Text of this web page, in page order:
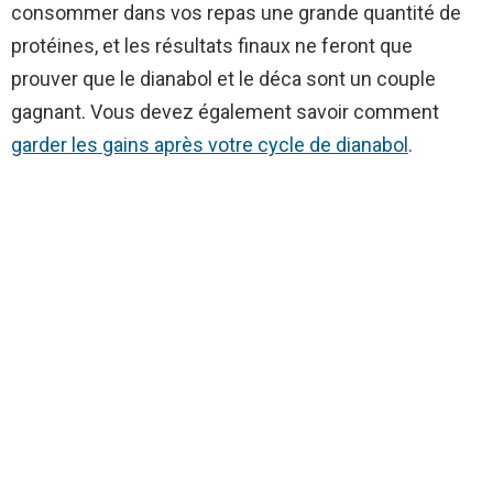
consommer dans vos repas une grande quantité de
protéines, et les résultats finaux ne feront que
prouver que le dianabol et le déca sont un couple
gagnant. Vous devez également savoir comment
garder les gains après votre cycle de dianabol .